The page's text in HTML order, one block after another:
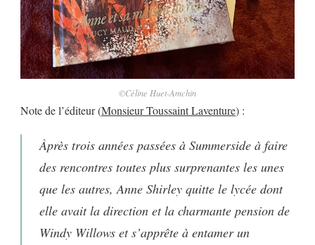
©Céline Huet-Amchin
Note de l’éditeur (Monsieur Toussaint Laventure) :
Àprès trois années passées à Summerside à faire
des rencontres toutes plus surprenantes les unes
que les autres, Anne Shirley quitte le lycée dont
elle avait la direction et la charmante pension de
Windy Willows et s’apprête à entamer un